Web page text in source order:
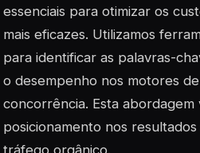
essenciais para otimizar os
mais eficazes. Utilizamos
para identificar as palavras-
o desempenho nos motores
concorrência. Esta abordagem
posicionamento nos
tráfego orgânico.